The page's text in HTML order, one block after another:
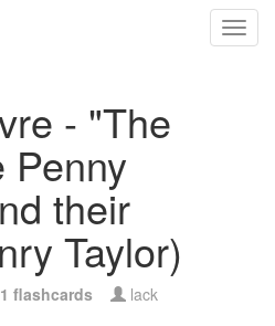
- "The
Penny
their
Taylor)
flashcards lack